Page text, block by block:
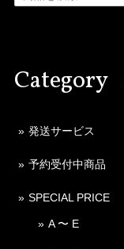
Category
発送サービス
予約受付中商品
SPECIAL PRICE
A 〜 E